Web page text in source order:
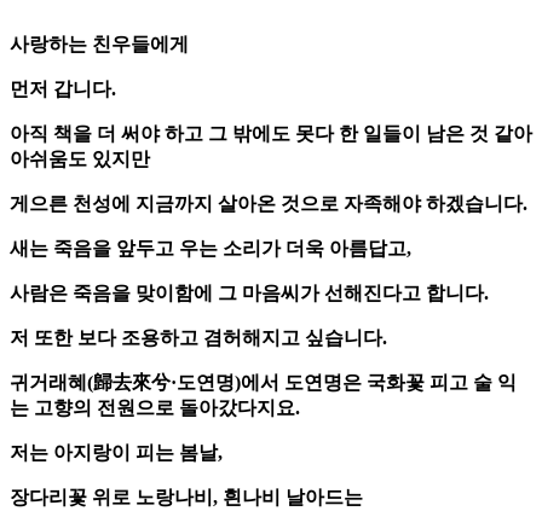
사랑하는 친우들에게
먼저 갑니다.
아직 책을 더 써야 하고 그 밖에도 못다 한 일들이 남은 것 같아
아쉬움도 있지만
게으른 천성에 지금까지 살아온 것으로 자족해야 하겠습니다.
새는 죽음을 앞두고 우는 소리가 더욱 아름답고,
사람은 죽음을 맞이함에 그 마음씨가 선해진다고 합니다.
저 또한 보다 조용하고 겸허해지고 싶습니다.
귀거래혜(歸去來兮·도연명)에서 도연명은 국화꽃 피고 술 익
는 고향의 전원으로 돌아갔다지요.
저는 아지랑이 피는 봄날,
장다리꽃 위로 노랑나비, 흰나비 날아드는